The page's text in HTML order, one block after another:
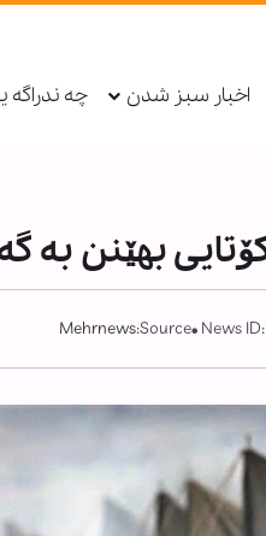
اخبار سبز شدن چه ندراگه
بهێنن بە
News
Source:
Mehrnews